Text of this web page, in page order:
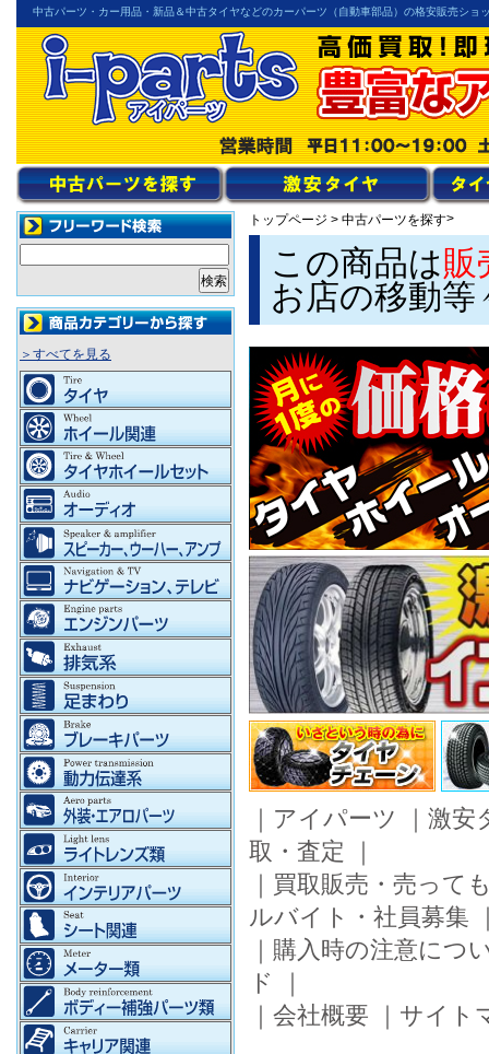
中古パーツ・カー用品・新品＆中古タイヤなどのカーパーツ（自動車部品）の格安販売ショ
トップページ > 中古パーツを探す>
この商品は販
お店の移動
｜ アイパーツ ｜ 激安
取・査定 ｜
｜ 買取販売・売って
ルバイト・社員募集
｜ 購入時の注意につ
ド
｜
｜ 会社概要 ｜ サイト
＞すべてを見る